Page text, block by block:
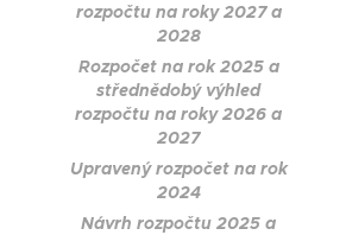
rozpočtu na roky 2027 a
2028
Rozpočet na rok 2025 a
střednědobý výhled
rozpočtu na roky 2026 a
2027
Upravený rozpočet na rok
2024
Návrh rozpočtu 2025 a